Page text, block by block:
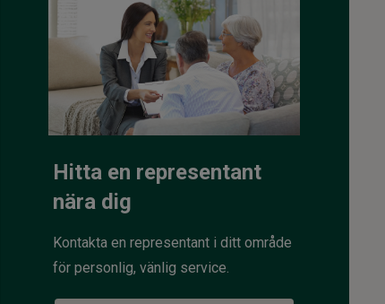
Hitta en representant
nära dig
Kontakta en representant i ditt område
för personlig, vänlig service.